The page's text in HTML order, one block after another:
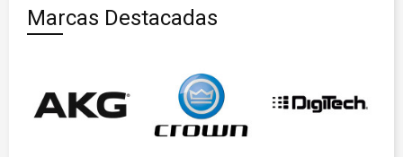
Marcas Destacadas